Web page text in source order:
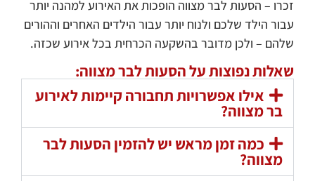
זכרו – הסעות לבר מצווה הופכות את האירוע למהנה יותר
עבור הילד שלכם ולנוח יותר עבור הילדים האחרים וההורים
שלהם – ולכן מדובר בהשקעה הכרחית בכל אירוע שכזה.
שאלות נפוצות על הסעות לבר מצווה:
אילו אפשרויות תחבורה קיימות לאירוע
בר מצווה?
כמה זמן מראש יש להזמין הסעות לבר
מצווה?